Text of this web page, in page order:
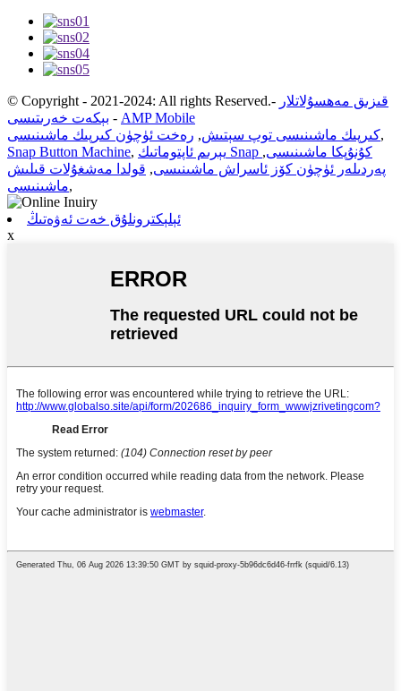
© Copyright - 2021-2024: All rights Reserved. قىزىق مەھسۇلاتلار -
بېكەت خەرىتىسى - AMP Mobile
كىرپىك ماشىنىسى توپ سېتىش, رەخت ئۈچۈن كىرپىك ماشىنىسى
,
Snap Button Machine, يېرىم ئاپتوماتىك Snap كۇنۇپكا ماشىنىسى,
پەردىلەر ئۈچۈن كۆز ئاسراش ماشىنىسى, قولدا مەشغۇلات قىلىش
ماشىنىسى,
ئېلېكترونلۇق خەت ئەۋەتىڭ
x